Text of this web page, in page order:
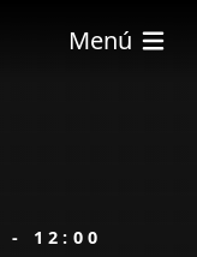
Menú
- 12:00